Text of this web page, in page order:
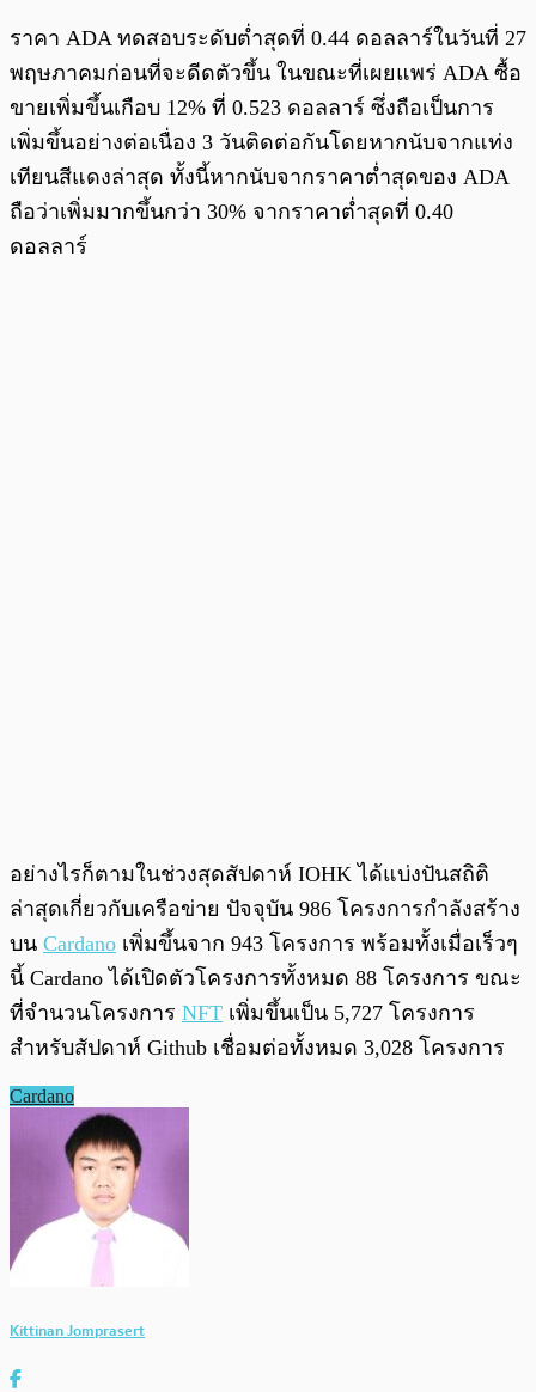
ราคา ADA ทดสอบระดับต่ำสุดที่ 0.44 ดอลลาร์ในวันที่ 27
พฤษภาคมก่อนที่จะดีดตัวขึ้น ในขณะที่เผยแพร่ ADA ซื้อ
ขายเพิ่มขึ้นเกือบ 12% ที่ 0.523 ดอลลาร์ ซึ่งถือเป็นการ
เพิ่มขึ้นอย่างต่อเนื่อง 3 วันติดต่อกันโดยหากนับจากแท่ง
เทียนสีแดงล่าสุด ทั้งนี้หากนับจากราคาต่ำสุดของ ADA
ถือว่าเพิ่มมากขึ้นกว่า 30% จากราคาต่ำสุดที่ 0.40
ดอลลาร์
อย่างไรก็ตามในช่วงสุดสัปดาห์ IOHK ได้แบ่งปันสถิติ
ล่าสุดเกี่ยวกับเครือข่าย ปัจจุบัน 986 โครงการกำลังสร้าง
บน Cardano เพิ่มขึ้นจาก 943 โครงการ พร้อมทั้งเมื่อเร็วๆ
นี้ Cardano ได้เปิดตัวโครงการทั้งหมด 88 โครงการ ขณะ
ที่จำนวนโครงการ NFT เพิ่มขึ้นเป็น 5,727 โครงการ
สำหรับสัปดาห์ Github เชื่อมต่อทั้งหมด 3,028 โครงการ
Cardano
Kittinan Jomprasert